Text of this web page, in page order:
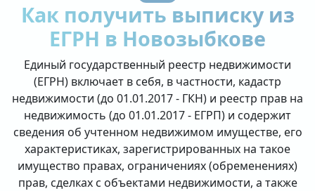
Как получить выписку из
ЕГРН в Новозыбкове
Единый государственный реестр недвижимости
(ЕГРН) включает в себя, в частности, кадастр
недвижимости (до 01.01.2017 - ГКН) и реестр прав на
недвижимость (до 01.01.2017 - ЕГРП) и содержит
сведения об учтенном недвижимом имуществе, его
характеристиках, зарегистрированных на такое
имущество правах, ограничениях (обременениях)
прав, сделках с объектами недвижимости, а также